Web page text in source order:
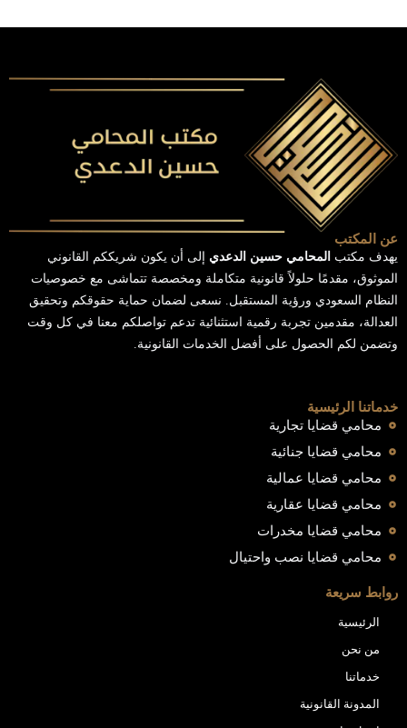
عن المكتب
يهدف مكتب المحامي حسين الدعدي إلى أن يكون شريككم القانوني
الموثوق، مقدمًا حلولاً قانونية متكاملة ومخصصة تتماشى مع خصوصيات
النظام السعودي ورؤية المستقبل. نسعى لضمان حماية حقوقكم وتحقيق
العدالة، مقدمين تجربة رقمية استثنائية تدعم تواصلكم معنا في كل وقت
وتضمن لكم الحصول على أفضل الخدمات القانونية.
خدماتنا الرئيسية
محامي قضايا تجارية
محامي قضايا جنائية
محامي قضايا عمالية
محامي قضايا عقارية
محامي قضايا مخدرات
محامي قضايا نصب واحتيال
روابط سريعة
الرئيسية
من نحن
خدماتنا
المدونة القانونية